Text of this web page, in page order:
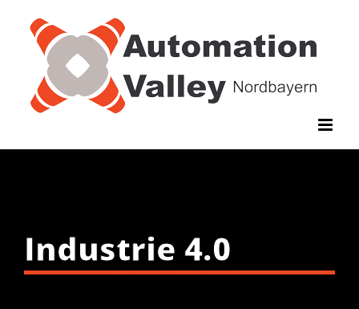
Inhalt
springen
Industrie 4.0